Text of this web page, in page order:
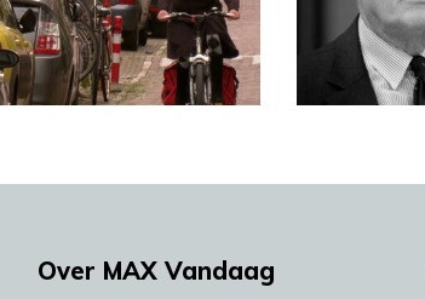
Over MAX Vandaag